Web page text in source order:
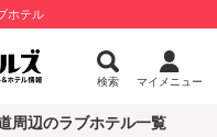
ホテル
検索 マイメニュー
周辺のラブホテル一覧